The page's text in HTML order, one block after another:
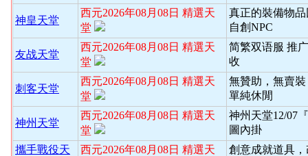
神皇天堂
西元2026年08月08日 精選天
堂
真正的裝備物
自創NPC
友战天堂
西元2026年08月08日 精選天
堂
简繁双语服 推
收
刺客天堂
西元2026年08月08日 精選天
堂
無贊助，無賣
單純休閒
神州天堂
西元2026年08月08日 精選天
堂
神州天堂12/07
圖內掛
攜手戰役天
西元2026年08月08日 精選天
創意成就道具